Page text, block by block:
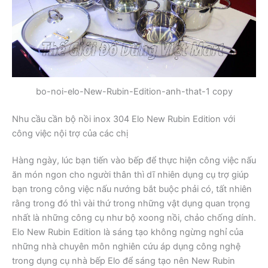
bo-noi-elo-New-Rubin-Edition-anh-that-1 copy
Nhu cầu cần bộ nồi inox 304 Elo New Rubin Edition với
công việc nội trợ của các chị
Hàng ngày, lúc bạn tiến vào bếp để thực hiện công việc nấu
ăn món ngon cho người thân thì dĩ nhiên dụng cụ trợ giúp
bạn trong công việc nấu nướng bắt buộc phải có, tất nhiên
rằng trong đó thì vài thứ trong những vật dụng quan trọng
nhất là những công cụ như bộ xoong nồi, chảo chống dính.
Elo New Rubin Edition là sáng tạo không ngừng nghỉ của
những nhà chuyên môn nghiên cứu áp dụng công nghệ
trong dụng cụ nhà bếp Elo để sáng tạo nên New Rubin